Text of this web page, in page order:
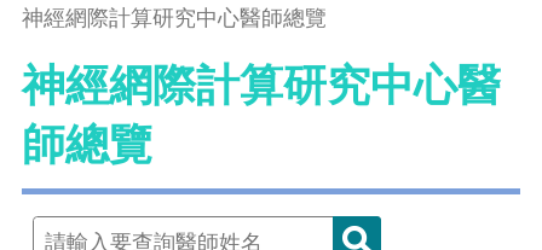
神經網際計算研究中心醫師總覽
神經網際計算研究中心醫
師總覽